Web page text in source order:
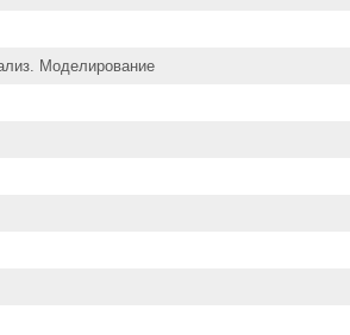
Моделирование